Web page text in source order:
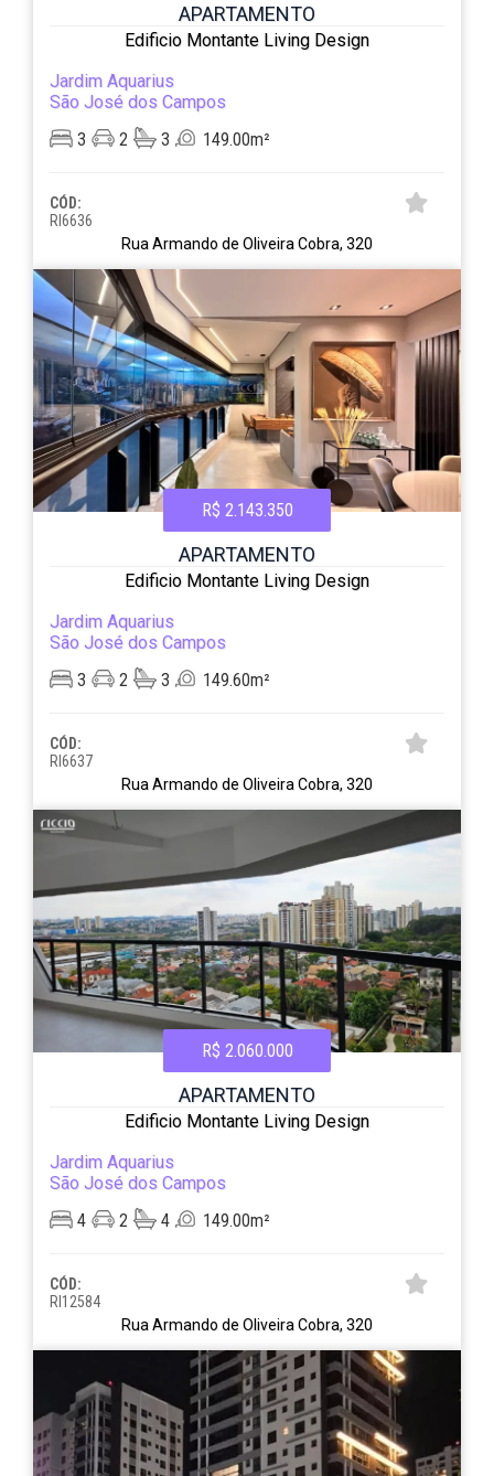
APARTAMENTO
Edificio Montante Living Design
Jardim Aquarius
São José dos Campos
3
2 3 149.00m²
CÓD:
RI6636
Rua Armando de Oliveira Cobra, 320
R$ 2.143.350
APARTAMENTO
Edificio Montante Living Design
Jardim Aquarius
São José dos Campos
3
2 3 149.60m²
CÓD:
RI6637
Rua Armando de Oliveira Cobra, 320
R$ 2.060.000
APARTAMENTO
Edificio Montante Living Design
Jardim Aquarius
São José dos Campos
4
2 4 149.00m²
CÓD:
RI12584
Rua Armando de Oliveira Cobra, 320